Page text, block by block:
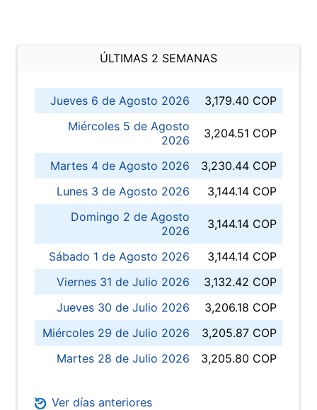
ÚLTIMAS 2 SEMANAS
Jueves 6 de Agosto 2026
3,179.40 COP
Miércoles 5 de Agosto
2026
3,204.51 COP
Martes 4 de Agosto 2026
3,230.44 COP
Lunes 3 de Agosto 2026
3,144.14 COP
Domingo 2 de Agosto
2026
3,144.14 COP
Sábado 1 de Agosto 2026
3,144.14 COP
Viernes 31 de Julio 2026
3,132.42 COP
Jueves 30 de Julio 2026
3,206.18 COP
Miércoles 29 de Julio 2026
3,205.87 COP
Martes 28 de Julio 2026
3,205.80 COP
Ver días anteriores